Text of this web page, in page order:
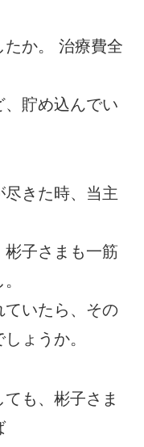
たか。 治療費全
、貯め込んでい
きた時、当主
子さまも一筋
いたら、その
ょうか。
も、彬子さま